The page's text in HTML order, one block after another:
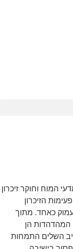
המוח וחוקר זיכרון
הזיכרון
כאחד.מתוך
הן
השלים התמחות